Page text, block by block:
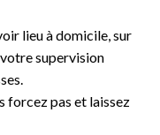
lieu à domicile, sur
supervision
forcez pas et laissez